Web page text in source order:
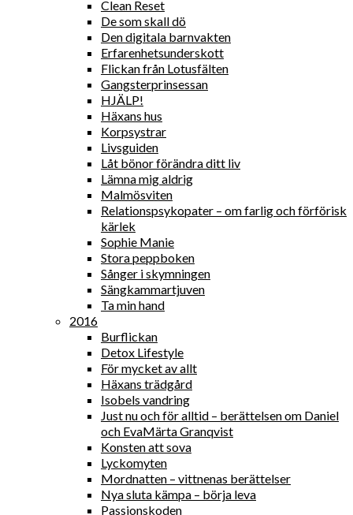
Clean Reset
De som skall dö
Den digitala barnvakten
Erfarenhetsunderskott
Flickan från Lotusfälten
Gangsterprinsessan
HJÄLP!
Häxans hus
Korpsystrar
Livsguiden
Låt bönor förändra ditt liv
Lämna mig aldrig
Malmösviten
Relationspsykopater – om farlig och förförisk
kärlek
Sophie Manie
Stora peppboken
Sånger i skymningen
Sängkammartjuven
Ta min hand
2016
Burflickan
Detox Lifestyle
För mycket av allt
Häxans trädgård
Isobels vandring
Just nu och för alltid – berättelsen om Daniel
och EvaMärta Granqvist
Konsten att sova
Lyckomyten
Mordnatten – vittnenas berättelser
Nya sluta kämpa – börja leva
Passionskoden